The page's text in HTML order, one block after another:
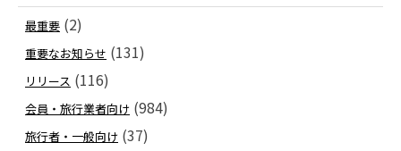
最重要 (2)
重要なお知らせ (131)
リリース (116)
会員・旅行業者向け (984)
旅行者・一般向け (37)